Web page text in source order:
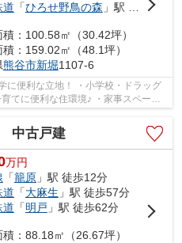
道 「ひろせ野鳥の森 」駅 徒歩65分
：100.58㎡（30.42坪）
積：159.02㎡（48.1坪）
熊谷市新堀1107-6
に便利な立地！ ・小学校・ドラッグ
てに便利な住環境♪ ・家事スペース
中古戸建
万円
「籠原」駅 徒歩12分
道 「大麻生 」駅 徒歩57分
道 「明戸 」駅 徒歩62分
：88.18㎡（26.67坪）